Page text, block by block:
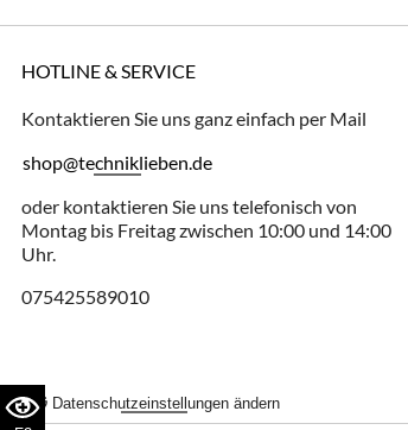
HOTLINE & SERVICE
Kontaktieren Sie uns ganz einfach per Mail
shop@techniklieben.de
oder kontaktieren Sie uns telefonisch von
Montag bis Freitag zwischen 10:00 und 14:00
Uhr.
075425589010
Datenschutzeinstellungen ändern